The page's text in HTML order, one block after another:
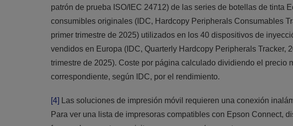
patrón de prueba ISO/IEC 24712) de las series de botellas de tinta
consumibles originales (IDC, Hardcopy Peripherals Consumables
primer trimestre de 2025) utilizados en los 40 dispositivos de
vendidos en Europa (IDC, Quarterly Hardcopy Peripherals Tracker,
trimestre de 2025). Coste por página calculado dividiendo el precio
correspondiente, según IDC, por el rendimiento.
[4]
Las soluciones de impresión móvil requieren una conexión
Para ver una lista de impresoras compatibles con Epson Connect,